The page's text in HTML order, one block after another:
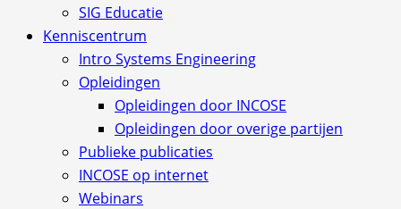
SIG Educatie
Kenniscentrum
Intro Systems Engineering
Opleidingen
Opleidingen door INCOSE
Opleidingen door overige partijen
Publieke publicaties
INCOSE op internet
Webinars